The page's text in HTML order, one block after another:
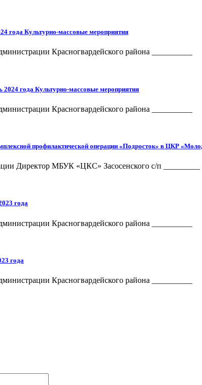
года Культурно-массовые мероприятия
Красногвардейского района __________
года Культурно-массовые мероприятия
Красногвардейского района __________
профилактической операции «Подросток» в ЦКР
Директор МБУК «ЦКС» Засосенского с/п
года
Красногвардейского района __________
года
Красногвардейского района __________